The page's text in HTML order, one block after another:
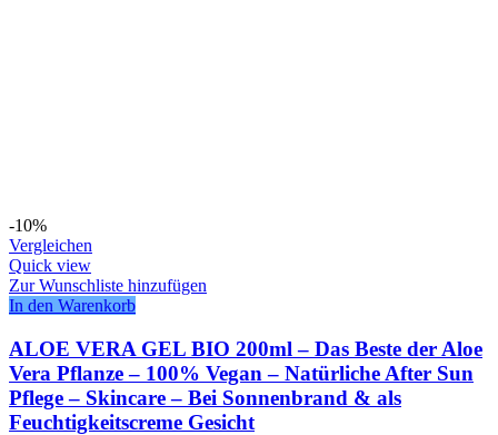
-10%
Vergleichen
Quick view
Zur Wunschliste hinzufügen
In den Warenkorb
ALOE VERA GEL BIO 200ml – Das Beste der Aloe
Vera Pflanze – 100% Vegan – Natürliche After Sun
Pflege – Skincare – Bei Sonnenbrand & als
Feuchtigkeitscreme Gesicht